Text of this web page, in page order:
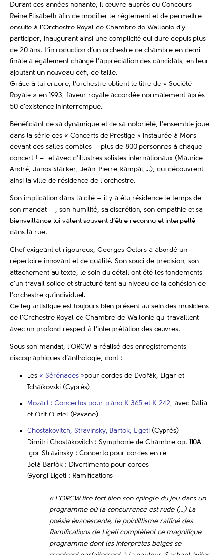
Durant ces années nonante, il œuvre auprès du Concours
Reine Elisabeth afin de modifier le règlement et de permettre
ensuite à l’Orchestre Royal de Chambre de Wallonie d’y
participer, inaugurant ainsi une complicité qui dure depuis plus
de 20 ans. L’introduction d’un orchestre de chambre en demi-
finale a également changé l’appréciation des candidats, en leur
ajoutant un nouveau défi, de taille.
Grâce à lui encore, l’orchestre obtient le titre de « Société
Royale » en 1993, faveur royale accordée normalement après
50 d’existence ininterrompue.
Bénéficiant de sa dynamique et de sa notoriété, l’ensemble joue
dans la série des « Concerts de Prestige » instaurée à Mons
devant des salles combles – plus de 800 personnes à chaque
concert ! – et avec d’illustres solistes internationaux (Maurice
André, János Starker, Jean-Pierre Rampal,…), qui découvrent
ainsi la ville de résidence de l’orchestre.
Son implication dans la cité – il y a élu résidence le temps de
son mandat – , son humilité, sa discrétion, son empathie et sa
bienveillance lui valent souvent d’être reconnu et interpellé
dans la rue.
Chef exigeant et rigoureux, Georges Octors a abordé un
répertoire innovant et de qualité. Son souci de précision, son
attachement au texte, le soin du détail ont été les fondements
d’un travail solide et structuré tant au niveau de la cohésion de
l’orchestre qu’individuel.
Ce leg artistique est toujours bien présent au sein des musiciens
de l’Orchestre Royal de Chambre de Wallonie qui travaillent
avec un profond respect à l’interprétation des œuvres.
Sous son mandat, l’ORCW a réalisé des enregistrements
discographiques d’anthologie, dont :
Les « Sérénades »pour cordes de Dvořák, Elgar et
Tchaïkovski (Cyprès)
Mozart : Concertos pour piano K 365 et K 242 , avec Dalia
et Orit Ouziel (Pavane)
Chostakovitch, Stravinsky, Bartok, Ligeti (Cyprès)
Dimitri Chostakovitch : Symphonie de Chambre op. 110A
Igor Stravinsky : Concerto pour cordes en ré
Belà Bartòk : Divertimento pour cordes
Györgi Ligeti : Ramifications
« L’ORCW tire fort bien son épingle du jeu dans un
programme où la concurrence est rude (…) La
poésie évanescente, le pointillisme raffiné des
Ramifications de Ligeti complètent ce magnifique
programme dont les interprètes belges se